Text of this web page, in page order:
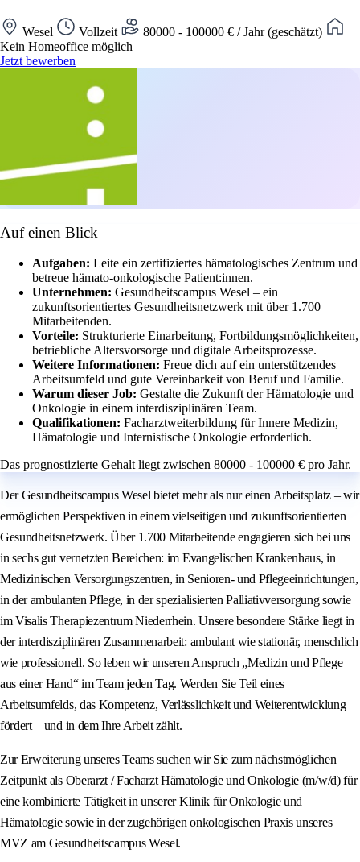
Wesel Vollzeit
80000 - 100000 € / Jahr (geschätzt)
Kein Homeoffice möglich
Jetzt bewerben
Auf einen Blick
Aufgaben: Leite ein zertifiziertes hämatologisches Zentrum und
betreue hämato-onkologische Patient:innen.
Unternehmen: Gesundheitscampus Wesel – ein
zukunftsorientiertes Gesundheitsnetzwerk mit über 1.700
Mitarbeitenden.
Vorteile: Strukturierte Einarbeitung, Fortbildungsmöglichkeiten,
betriebliche Altersvorsorge und digitale Arbeitsprozesse.
Weitere Informationen: Freue dich auf ein unterstützendes
Arbeitsumfeld und gute Vereinbarkeit von Beruf und Familie.
Warum dieser Job: Gestalte die Zukunft der Hämatologie und
Onkologie in einem interdisziplinären Team.
Qualifikationen: Facharztweiterbildung für Innere Medizin,
Hämatologie und Internistische Onkologie erforderlich.
Das prognostizierte Gehalt liegt zwischen 80000 - 100000 € pro Jahr.
Der Gesundheitscampus Wesel bietet mehr als nur einen Arbeitsplatz – wir
ermöglichen Perspektiven in einem vielseitigen und zukunftsorientierten
Gesundheitsnetzwerk. Über 1.700 Mitarbeitende engagieren sich bei uns
in sechs gut vernetzten Bereichen: im Evangelischen Krankenhaus, in
Medizinischen Versorgungszentren, in Senioren- und Pflegeeinrichtungen,
in der ambulanten Pflege, in der spezialisierten Palliativversorgung sowie
im Visalis Therapiezentrum Niederrhein. Unsere besondere Stärke liegt in
der interdisziplinären Zusammenarbeit: ambulant wie stationär, menschlich
wie professionell. So leben wir unseren Anspruch „Medizin und Pflege
aus einer Hand“ im Team jeden Tag. Werden Sie Teil eines
Arbeitsumfelds, das Kompetenz, Verlässlichkeit und Weiterentwicklung
fördert – und in dem Ihre Arbeit zählt.
Zur Erweiterung unseres Teams suchen wir Sie zum nächstmöglichen
Zeitpunkt als Oberarzt / Facharzt Hämatologie und Onkologie (m/w/d) für
eine kombinierte Tätigkeit in unserer Klinik für Onkologie und
Hämatologie sowie in der zugehörigen onkologischen Praxis unseres
MVZ am Gesundheitscampus Wesel.